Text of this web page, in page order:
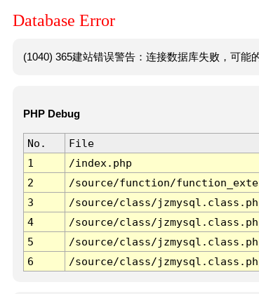
Database Error
(1040) 365建站错误警告：连接数据库失败，可能
PHP Debug
No. File
1
/index.php
2
/source/function/
3
/source/class/
4
/source/class/
5
/source/class/
6
/source/class/